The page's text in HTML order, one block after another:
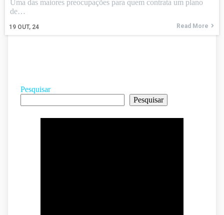
19 OUT, 24
Uma das maiores preocupações para quem contrata um plano
de…
Read More
Pesquisar
Pesquisar